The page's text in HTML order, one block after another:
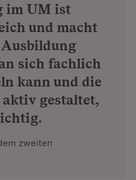
im UM ist
und macht
Ausbildung
sich fachlich
kann und die
gestaltet,
zweiten